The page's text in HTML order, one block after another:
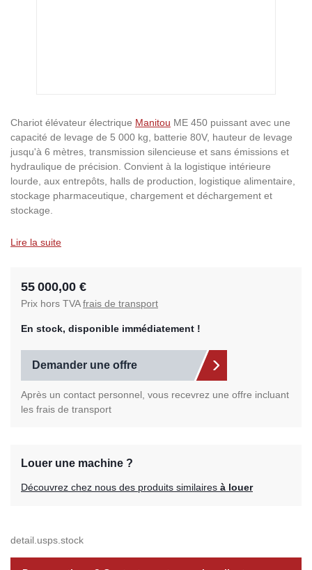
Chariot élévateur électrique Manitou ME 450 puissant avec une
capacité de levage de 5 000 kg, batterie 80V, hauteur de levage
jusqu'à 6 mètres, transmission silencieuse et sans émissions et
hydraulique de précision. Convient à la logistique intérieure
lourde, aux entrepôts, halls de production, logistique alimentaire,
stockage pharmaceutique, chargement et déchargement et
stockage.
Lire la suite
55 000,00 €
Prix hors TVAfrais de transport
En stock, disponible immédiatement !
Demander une offre
Après un contact personnel, vous recevrez une offre incluant
les frais de transport
Louer une machine ?
Découvrez chez nous des produits similaires à louer
detail.usps.stock